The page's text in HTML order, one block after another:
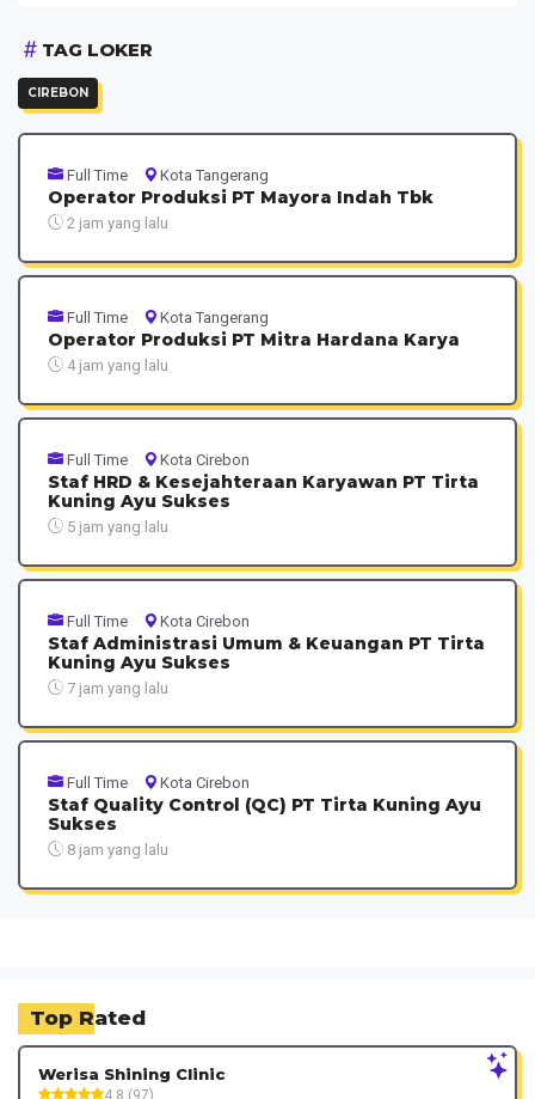
TAG LOKER
CIREBON
Full Time Kota Tangerang
Operator Produksi PT Mayora Indah Tbk
2 jam yang lalu
Full Time Kota Tangerang
Operator Produksi PT Mitra Hardana Karya
4 jam yang lalu
Full Time Kota Cirebon
Staf HRD & Kesejahteraan Karyawan PT Tirta
Kuning Ayu Sukses
5 jam yang lalu
Full Time Kota Cirebon
Staf Administrasi Umum & Keuangan PT Tirta
Kuning Ayu Sukses
7 jam yang lalu
Full Time Kota Cirebon
Staf Quality Control (QC) PT Tirta Kuning Ayu
Sukses
8 jam yang lalu
Top Rated
Werisa Shining Clinic
4.8 (97)